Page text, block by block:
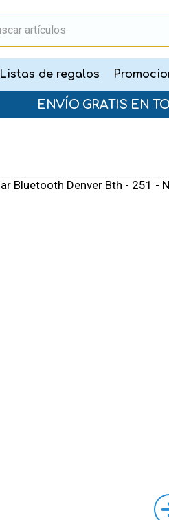
Listas de regalos
ENVÍO GRATIS EN